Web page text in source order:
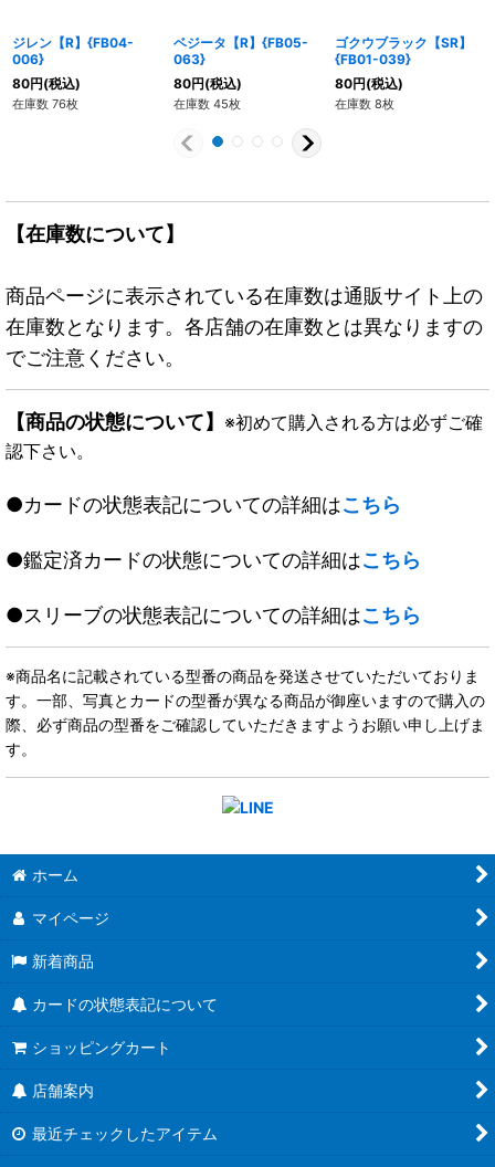
ジレン【R】{FB04-
006}
80円(税込)
在庫数 76枚
ベジータ【R】{FB05-
063}
80円(税込)
在庫数 45枚
ゴクウブラック【SR】
{FB01-039}
80円(税込)
在庫数 8枚
【在庫数について】
商品ページに表示されている在庫数は通販サイト上の
在庫数となります。各店舗の在庫数とは異なりますの
でご注意ください。
【商品の状態について】 ※初めて購入される方は必ずご確
認下さい。
●カードの状態表記についての詳細はこちら
●鑑定済カードの状態についての詳細はこちら
●スリーブの状態表記についての詳細はこちら
※商品名に記載されている型番の商品を発送させていただいておりま
す。一部、写真とカードの型番が異なる商品が御座いますので購入の
際、必ず商品の型番をご確認していただきますようお願い申し上げま
す。
ホーム
マイページ
新着商品
カードの状態表記について
ショッピングカート
店舗案内
最近チェックしたアイテム